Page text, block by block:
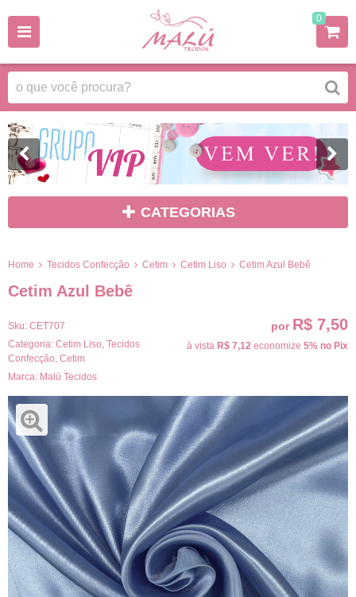
0
CATEGORIAS
Home Tecidos Confecção Cetim Cetim Liso Cetim Azul Bebê
Cetim Azul Bebê
Sku: CET707
Categoria: Cetim Liso Tecidos
Confecção Cetim
Marca: Malú Tecidos
por R$ 7,50
à vista R$ 7,12 economize 5% no Pix